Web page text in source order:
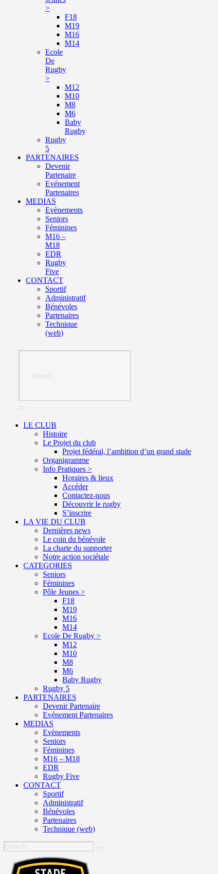
>
F18
M19
M16
M14
Ecole
De
Rugby
>
M12
M10
M8
M6
Baby
Rugby
Rugby
5
PARTENAIRES
Devenir
Partenaire
Evénement
Partenaires
MEDIAS
Evènements
Seniors
Féminines
M16 –
M18
EDR
Rugby
Five
CONTACT
Sportif
Administratif
Bénévoles
Partenaires
Technique
(web)
LE CLUB
Histoire
Le Projet du club
Projet fédéral, l’ambition d’un grand stade
Organigramme
Info Pratiques >
Horaires & lieux
Accéder
Contactez-nous
Découvrir le rugby
S’inscrire
LA VIE DU CLUB
Dernières news
Le coin du bénévole
La charte du supporter
Notre action sociétale
CATEGORIES
Seniors
Féminines
Pôle Jeunes >
F18
M19
M16
M14
Ecole De Rugby >
M12
M10
M8
M6
Baby Rugby
Rugby 5
PARTENAIRES
Devenir Partenaire
Evénement Partenaires
MEDIAS
Evènements
Seniors
Féminines
M16 – M18
EDR
Rugby Five
CONTACT
Sportif
Administratif
Bénévoles
Partenaires
Technique (web)